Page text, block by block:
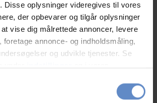
Disse oplysninger videregives til vores
der opbevarer og tilgår oplysninger
vise dig målrettede annoncer, levere
foretage annonce- og indholdsmåling,
og udvikle tjenester. Se
indstillinger fra vores